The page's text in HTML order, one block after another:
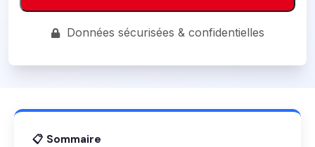
Données sécurisées & confidentielles
📋 Sommaire